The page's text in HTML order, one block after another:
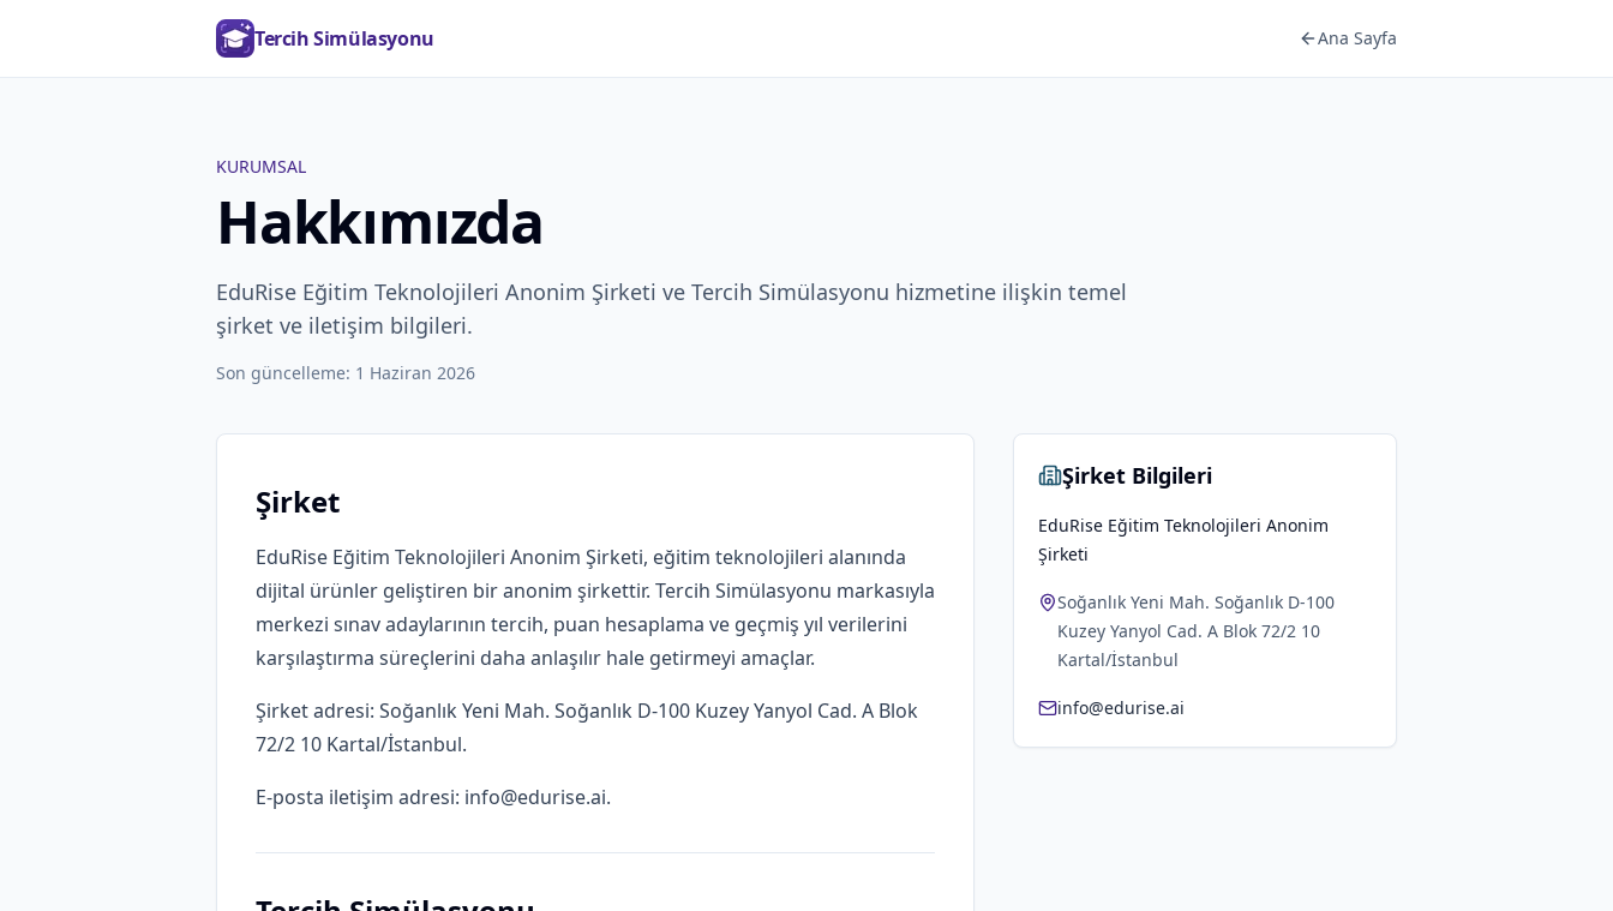
Tercih Simülasyonu Ana Sayfa
KURUMSAL
Hakkımızda
EduRise Eğitim Teknolojileri Anonim Şirketi ve Tercih Simülasyonu hizmetine ilişkin temel
şirket ve iletişim bilgileri.
Son güncelleme: 1 Haziran 2026
Şirket
EduRise Eğitim Teknolojileri Anonim Şirketi, eğitim teknolojileri alanında
dijital ürünler geliştiren bir anonim şirkettir. Tercih Simülasyonu markasıyla
merkezi sınav adaylarının tercih, puan hesaplama ve geçmiş yıl verilerini
karşılaştırma süreçlerini daha anlaşılır hale getirmeyi amaçlar.
Şirket adresi: Soğanlık Yeni Mah. Soğanlık D-100 Kuzey Yanyol Cad. A Blok
72/2 10 Kartal/İstanbul.
E-posta iletişim adresi: info@edurise.ai.
Şirket Bilgileri
EduRise Eğitim Teknolojileri Anonim
Şirketi
Soğanlık Yeni Mah. Soğanlık D-100
Kuzey Yanyol Cad. A Blok 72/2 10
Kartal/İstanbul
info@edurise.ai